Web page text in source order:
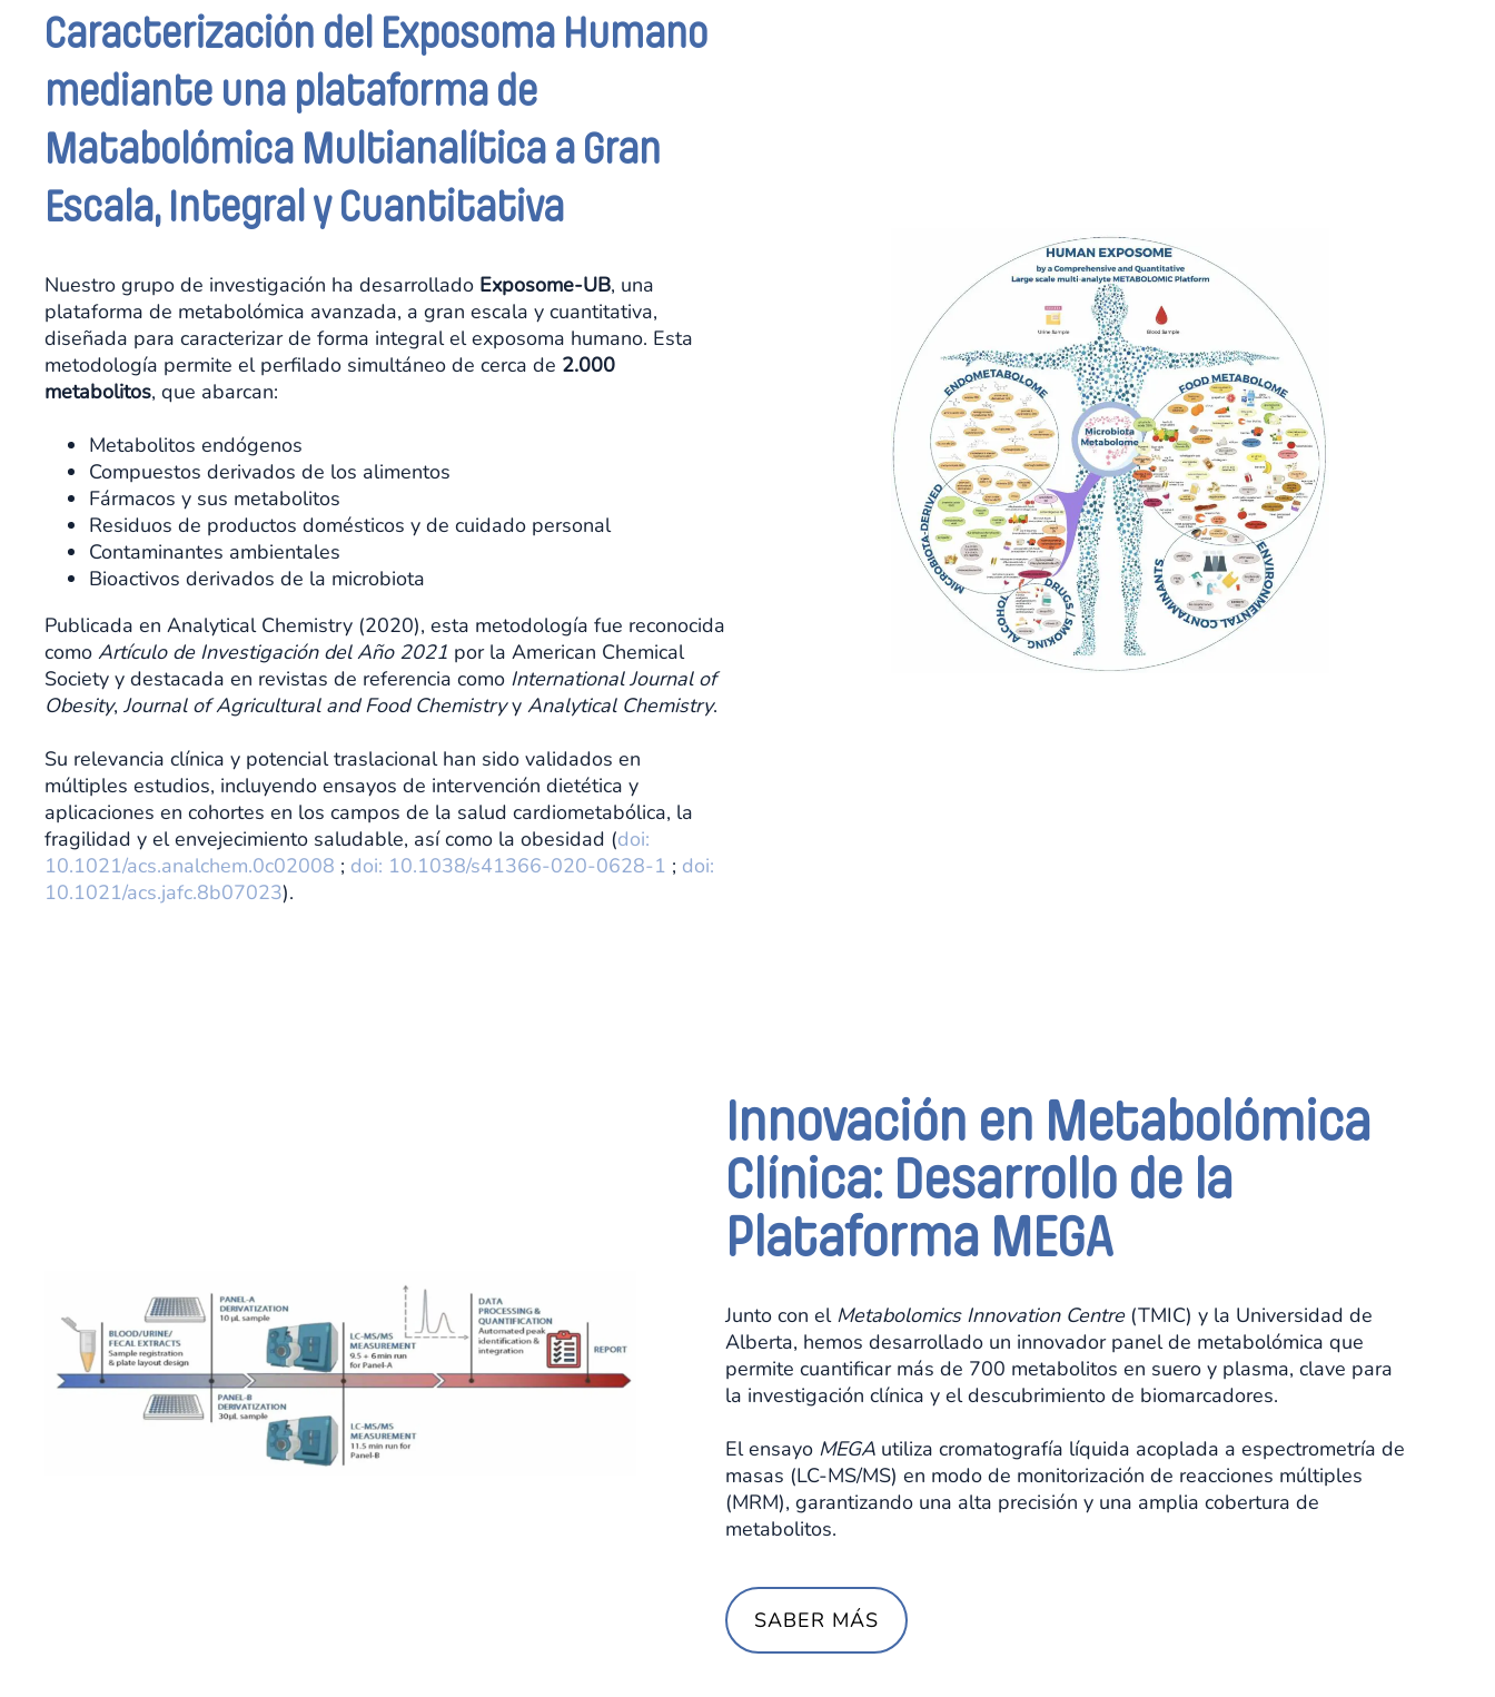
Caracterización del Exposoma Humano
mediante una plataforma de
Matabolómica Multianalítica a Gran
Escala, Integral y Cuantitativa
Nuestro grupo de investigación ha desarrollado Exposome-UB, una
plataforma de metabolómica avanzada, a gran escala y cuantitativa,
diseñada para caracterizar de forma integral el exposoma humano. Esta
metodología permite el perfilado simultáneo de cerca de 2.000
metabolitos, que abarcan:
Metabolitos endógenos
Compuestos derivados de los alimentos
Fármacos y sus metabolitos
Residuos de productos domésticos y de cuidado personal
Contaminantes ambientales
Bioactivos derivados de la microbiota
Publicada en Analytical Chemistry (2020), esta metodología fue reconocida
como Artículo de Investigación del Año 2021 por la American Chemical
Society y destacada en revistas de referencia como International Journal of
Obesity, Journal of Agricultural and Food Chemistryy Analytical Chemistry.
Su relevancia clínica y potencial traslacional han sido validados en
múltiples estudios, incluyendo ensayos de intervención dietética y
aplicaciones en cohortes en los campos de la salud cardiometabólica, la
fragilidad y el envejecimiento saludable, así como la obesidad (doi:
10.1021/acs.analchem.0c02008 ; doi: 10.1038/s41366-020-0628-1 ; doi:
10.1021/acs.jafc.8b07023).
Innovación en Metabolómica
Clínica: Desarrollo de la
Plataforma MEGA
Junto con el Metabolomics Innovation Centre(TMIC) y la Universidad de
Alberta, hemos desarrollado un innovador panel de metabolómica que
permite cuantificar más de 700 metabolitos en suero y plasma, clave para
la investigación clínica y el descubrimiento de biomarcadores.
El ensayo MEGA utiliza cromatografía líquida acoplada a espectrometría de
masas (LC-MS/MS) en modo de monitorización de reacciones múltiples
(MRM), garantizando una alta precisión y una amplia cobertura de
metabolitos.
SABER MÁS